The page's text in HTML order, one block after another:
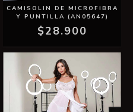
CAMISOLIN DE MICROFIBRA
Y PUNTILLA (AN05647)
$28.900